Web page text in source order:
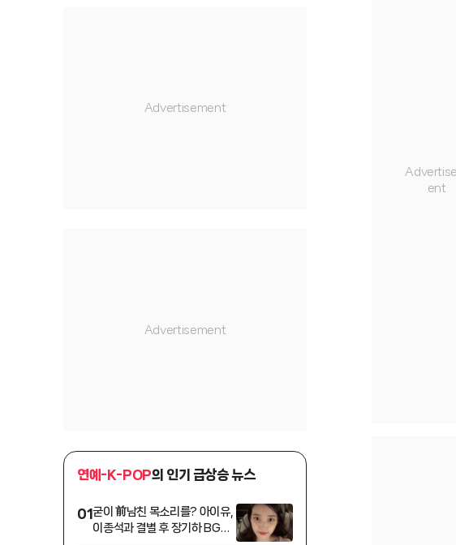
연예-K-POP의 인기 급상승 뉴스
01굳이 前남친 목소리를? 아이유,
이종석과 결별 후 장기하 BGM